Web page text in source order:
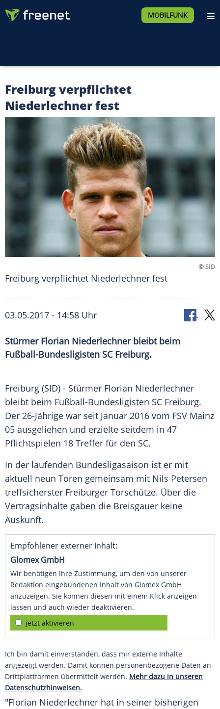
MOBILFUNK
Freiburg verpflichtet
Niederlechner fest
©SID
Freiburg verpflichtet Niederlechner fest
03.05.2017 - 14:58 Uhr
Stürmer Florian Niederlechner bleibt beim
Fußball-Bundesligisten SC Freiburg.
Freiburg (SID) - Stürmer Florian Niederlechner
bleibt beim Fußball-Bundesligisten SC Freiburg.
Der 26-Jährige war seit Januar 2016 vom FSV Mainz
05 ausgeliehen und erzielte seitdem in 47
Pflichtspielen 18 Treffer für den SC.
In der laufenden Bundesligasaison ist er mit
aktuell neun Toren gemeinsam mit Nils Petersen
treffsicherster Freiburger Torschütze. Über die
Vertragsinhalte gaben die Breisgauer keine
Auskunft.
Empfohlener externer Inhalt:
Glomex GmbH
Wir benötigen Ihre Zustimmung, um den von unserer
Redaktion eingebundenen Inhalt von Glomex GmbH
anzuzeigen. Sie können diesen mit einem Klick anzeigen
lassen und auch wieder deaktivieren.
jetzt aktivieren
Ich bin damit einverstanden, dass mir externe Inhalte
angezeigt werden. Damit können personenbezogene Daten an
Drittplattformen übermittelt werden. Mehr dazu in unseren
Datenschutzhinweisen.
"Florian Niederlechner hat in seiner bisherigen